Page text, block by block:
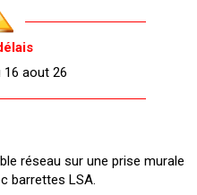
16 aout 26
réseau sur une prise murale
barrettes LSA.